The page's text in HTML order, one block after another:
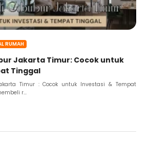
RUMAH
Jakarta Timur: Cocok untuk
Tinggal
Timur : Cocok untuk Investasi & Tempat
r...